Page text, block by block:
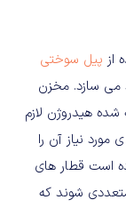
پیل سوختی
می سازد. مخزن
هیدروژن لازم
نیاز آن را
است قطار های
شوند که